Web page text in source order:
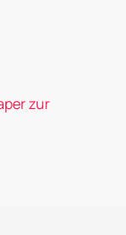
zur